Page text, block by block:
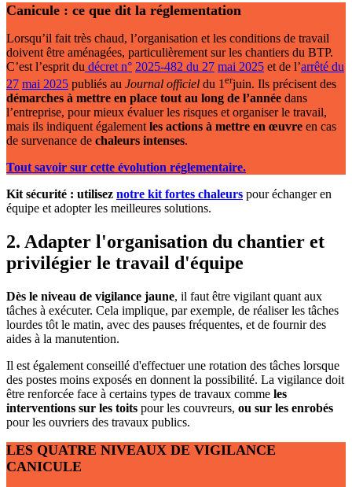
Canicule : ce que dit la réglementation
Lorsqu’il fait très chaud, l’organisation et les conditions de travail
doivent être aménagées, particulièrement sur les chantiers du BTP.
C’est l’esprit du décret n° 2025-482 du 27 mai 2025 et de l’arrêté du
27 mai 2025 publiés au Journal officiel du 1erjuin. Ils précisent des
démarches à mettre en place tout au long de l’année dans
l’entreprise, pour mieux évaluer les risques et organiser le travail,
mais ils indiquent égalementles actions à mettre en œuvre en cas
de survenance de chaleurs intenses.
Tout savoir sur cette évolution réglementaire.
Kit sécurité : utilisez notre kit fortes chaleurs pour échanger en
équipe et adopter les meilleures solutions.
2. Adapter l'organisation du chantier et
privilégier le travail d'équipe
Dès le niveau de vigilance jaune, il faut être vigilant quant aux
tâches à exécuter. Cela implique, par exemple, de réaliser les tâches
lourdes tôt le matin, avec des pauses fréquentes, et de fournir des
aides à la manutention.
Il est également conseillé d'effectuer une rotation des tâches lorsque
des postes moins exposés en donnent la possibilité. La vigilance doit
être renforcée face à certains types de travaux comme les
interventions sur les toits pour les couvreurs, ou sur les enrobés
pour les ouvriers des travaux publics.
LES QUATRE NIVEAUX DE VIGILANCE
CANICULE